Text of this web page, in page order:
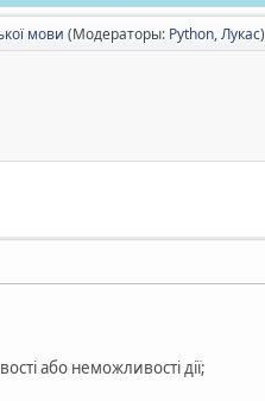
мови (Модераторы: Python,Лукас)
або неможливості дії;